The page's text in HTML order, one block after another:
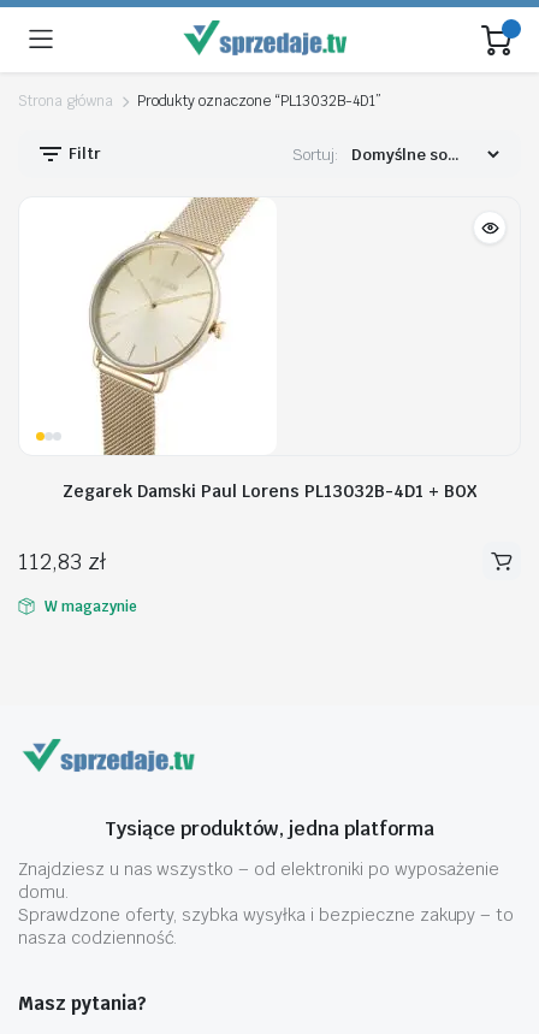
Strona główna Produkty oznaczone “PL13032B-4D1”
Filtr Sortuj:
Zegarek Damski Paul Lorens PL13032B-4D1 + BOX
112,83 zł
W magazynie
Tysiące produktów, jedna platforma
Znajdziesz u nas wszystko – od elektroniki po wyposażenie
domu.
Sprawdzone oferty, szybka wysyłka i bezpieczne zakupy – to
nasza codzienność.
Masz pytania?